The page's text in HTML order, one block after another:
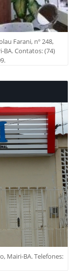
Farani, nº 248,
BA. Contatos: (74)
Mairi-BA. Telefones: